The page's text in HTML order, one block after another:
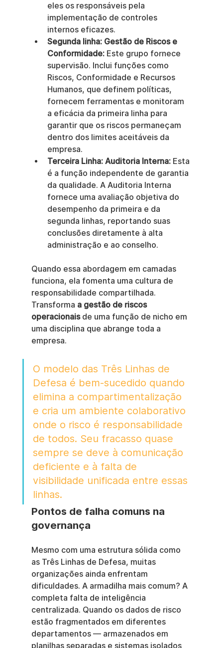
eles os responsáveis pela
implementação de controles
internos eficazes.
Segunda linha: Gestão de Riscos e
Conformidade: Este grupo fornece
supervisão. Inclui funções como
Riscos, Conformidade e Recursos
Humanos, que definem políticas,
fornecem ferramentas e monitoram
a eficácia da primeira linha para
garantir que os riscos permaneçam
dentro dos limites aceitáveis da
empresa.
Terceira Linha: Auditoria Interna: Esta
é a função independente de garantia
da qualidade. A Auditoria Interna
fornece uma avaliação objetiva do
desempenho da primeira e da
segunda linhas, reportando suas
conclusões diretamente à alta
administração e ao conselho.
Quando essa abordagem em camadas
funciona, ela fomenta uma cultura de
responsabilidade compartilhada.
Transforma a gestão de riscos
operacionais de uma função de nicho em
uma disciplina que abrange toda a
empresa.
O modelo das Três Linhas de
Defesa é bem-sucedido quando
elimina a compartimentalização
e cria um ambiente colaborativo
onde o risco é responsabilidade
de todos. Seu fracasso quase
sempre se deve à comunicação
deficiente e à falta de
visibilidade unificada entre essas
linhas.
Pontos de falha comuns na
governança
Mesmo com uma estrutura sólida como
as Três Linhas de Defesa, muitas
organizações ainda enfrentam
dificuldades. A armadilha mais comum? A
completa falta de inteligência
centralizada. Quando os dados de risco
estão fragmentados em diferentes
departamentos — armazenados em
planilhas separadas e sistemas isolados